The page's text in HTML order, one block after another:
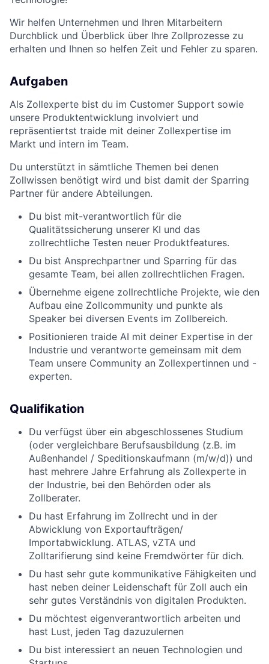
Wir helfen Unternehmen und Ihren Mitarbeitern
Durchblick und Überblick über Ihre Zollprozesse zu
erhalten und Ihnen so helfen Zeit und Fehler zu sparen.
Aufgaben
Als Zollexperte bist du im Customer Support sowie
unsere Produktentwicklung involviert und
repräsentiertst traide mit deiner Zollexpertise im
Markt und intern im Team.
Du unterstützt in sämtliche Themen bei denen
Zollwissen benötigt wird und bist damit der Sparring
Partner für andere Abteilungen.
Du bist mit-verantwortlich für die
Qualitätssicherung unserer KI und das
zollrechtliche Testen neuer Produktfeatures.
Du bist Ansprechpartner und Sparring für das
gesamte Team, bei allen zollrechtlichen Fragen.
Übernehme eigene zollrechtliche Projekte, wie den
Aufbau eine Zollcommunity und punkte als
Speaker bei diversen Events im Zollbereich.
Positionieren traide AI mit deiner Expertise in der
Industrie und verantworte gemeinsam mit dem
Team unsere Community an Zollexpertinnen und -
experten.
Qualifikation
Du verfügst über ein abgeschlossenes Studium
(oder vergleichbare Be­rufsausbildung (z.B. im
Außenhandel / Spedi­tions­kaufmann (m/w/d)) und
hast mehrere Jahre Erfahrung als Zollexperte in
der Industrie, bei den Behörden oder als
Zollberater.
Du hast Erfahrung im Zollrecht und in der
Abwicklung von Exportaufträgen/
Importabwicklung. ATLAS, vZTA und
Zolltarifierung sind keine Fremdwörter für dich.
Du hast sehr gute kommunikative Fähigkeiten und
hast neben deiner Leidenschaft für Zoll auch ein
sehr gutes Verständnis von digitalen Produkten.
Du möchtest eigenverantwortlich arbeiten und
hast Lust, jeden Tag dazuzulernen
Du bist interessiert an neuen Technologien und